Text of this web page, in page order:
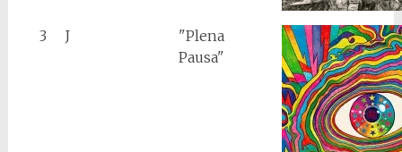
3 J
"Plena
Pausa"